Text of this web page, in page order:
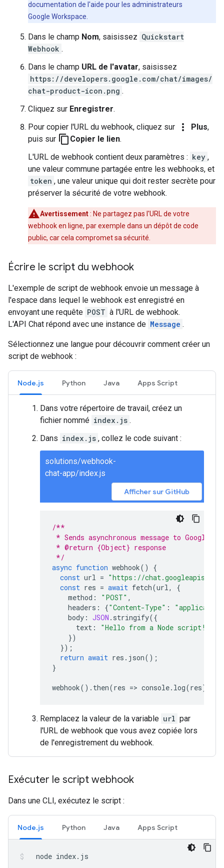
documentation de l'aide pour les administrateurs
Google Workspace.
Dans le champ Nom, saisissez Quickstart
Webhook .
Dans le champ URL de l'avatar, saisissez
https://developers.google.com/chat/images/
chat-product-icon.png .
Cliquez sur Enregistrer.
Pour copier l'URL du webhook, cliquez sur
more_vert Plus,
puis sur content_copy Copier le lien.
L'URL de webhook contient deux paramètres : key ,
une valeur commune partagée entre les webhooks, et
token , une valeur unique qui doit rester secrète pour
préserver la sécurité de votre webhook.
Avertissement: Ne partagez pas l'URL de votre
webhook en ligne, par exemple dans un dépôt de code
public, car cela compromet sa sécurité.
Écrire le script du webhook
L'exemple de script de webhook envoie un message à
l'espace dans lequel le webhook est enregistré en
envoyant une requête POST à l'URL de webhook.
L'API Chat répond avec une instance de Message .
Sélectionnez une langue pour découvrir comment créer un
script de webhook :
Node.js Python Java Apps Script
Dans votre répertoire de travail, créez un
fichier nommé index.js .
Dans index.js , collez le code suivant :
solutions/webhook-
chat-app/index.js
Afficher sur GitHub
/**
* Sends asynchronous message to Google
* @return {Object} response
*/
async function webhook()
{
const url = "https://chat.googleapis.com/
const res = await fetch(url,
{
method : "POST" ,
headers : {"Content-Type" :
body : JSON . stringify({
text :
"Hello from a Node script!"
})
});
return await res . json();
}
webhook(). then(res => console. log(res));
Remplacez la valeur de la variable url par
l'URL de webhook que vous avez copiée lors
de l'enregistrement du webhook.
Exécuter le script webhook
Dans une CLI, exécutez le script :
Node.js Python Java Apps Script
node index.js